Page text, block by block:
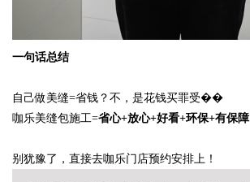
一句话总结
自己做美缝=省钱？不，是花钱买罪受��
咖乐美缝包施工=省心+放心+好看+环保+有保障
别犹豫了，直接去咖乐门店预约安排上！